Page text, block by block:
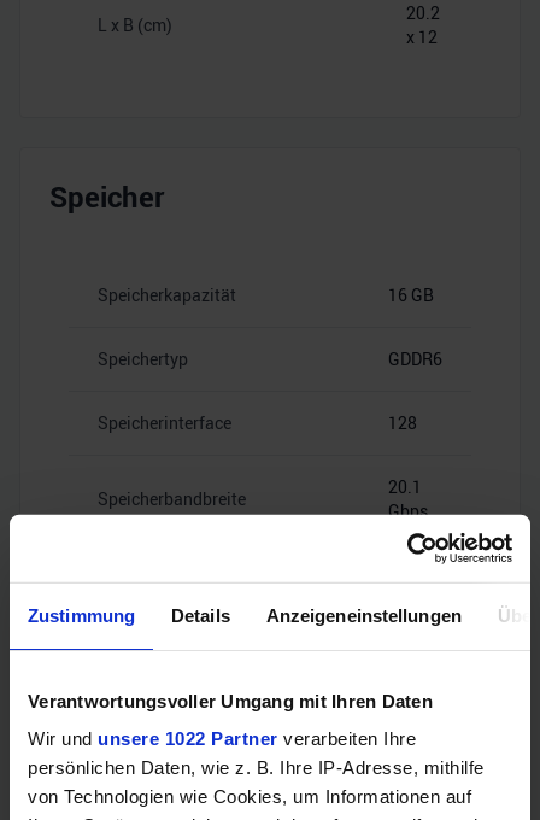
Zustimmung Details Anzeigeneinstellungen
Verantwortungsvoller Umgang mit Ihren Daten
Wir und unsere 1022 Partner verarbeiten Ihre
persönlichen Daten, wie z. B. Ihre IP-Adresse, mithilfe
von Technologien wie Cookies, um Informationen auf
L x B (cm)
20.2
x 12
Speicher
Speicherkapazität 16 GB
Speichertyp GDDR6
Speicherinterface 128
Speicherbandbreite
20.1
Gbps
HDMI
1x HDMI
2.1b